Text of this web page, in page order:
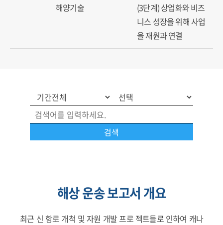
해양기술
(3단계) 상업화와 비즈
니스 성장을 위해 사업
을 재원과 연결
해상 운송 보고서 개요
최근 신 항로 개척 및 자원 개발 프로 젝트들로 인하여 캐나